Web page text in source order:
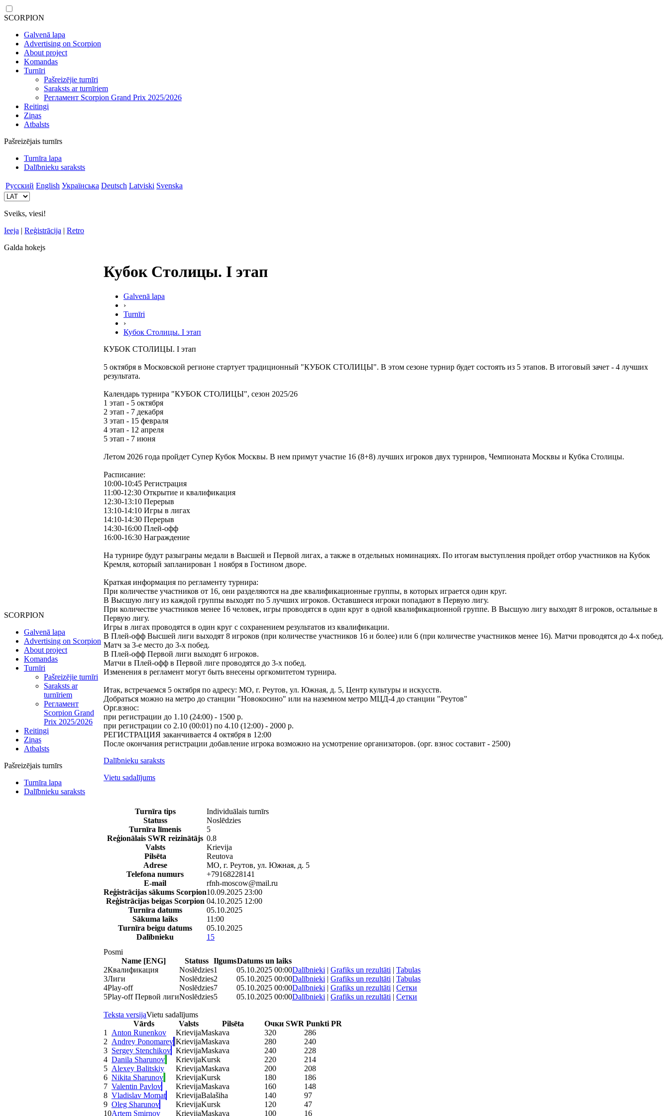
SCORPION
Galvenā lapa
Advertising on Scorpion
About project
Komandas
Turnīri
Pašreizējie turnīri
Saraksts ar turnīriem
Регламент Scorpion Grand Prix 2025/2026
Reitingi
Ziņas
Atbalsts
Pašreizējais turnīrs
Turnīra lapa
Dalībnieku saraksts
Русский English Українська Deutsch Latviski Svenska
Sveiks, viesi!
Ieeja | Reģistrācija | Retro
Galda hokejs
SCORPION
Galvenā lapa
Advertising on Scorpion
About project
Komandas
Turnīri
Pašreizējie turnīri
Saraksts ar
turnīriem
Регламент
Scorpion Grand
Prix 2025/2026
Reitingi
Ziņas
Atbalsts
Pašreizējais turnīrs
Turnīra lapa
Dalībnieku saraksts
Кубок Столицы. I этап
Galvenā lapa
›
Turnīri
›
Кубок Столицы. I этап
КУБОК СТОЛИЦЫ. I этап
5 октября в Московской регионе стартует традиционный "КУБОК СТОЛИЦЫ". В этом сезоне турнир будет состоять из 5 этапов. В итоговый зачет - 4 лучших
результата.
Календарь турнира "КУБОК СТОЛИЦЫ", сезон 2025/26
1 этап - 5 октября
‎2 этап - 7 декабря
‎3 этап - 15 февраля
‎4 этап - 12 апреля
‎5 этап - 7 июня
Летом 2026 года пройдет Супер Кубок Москвы. В нем примут участие 16 (8+8) лучших игроков двух турниров, Чемпионата Москвы и Кубка Столицы.
Расписание:
10:00-10:45 Регистрация
11:00-12:30 Открытие и квалификация
12:30-13:10 Перерыв
13:10-14:10 Игры в лигах
14:10-14:30 Перерыв
14:30-16:00 Плей-офф
16:00-16:30 Награждение
На турнире будут разыграны медали в Высшей и Первой лигах, а также в отдельных номинациях. По итогам выступления пройдет отбор участников на Кубок
Кремля, который запланирован 1 ноября в Гостином дворе.
Краткая информация по регламенту турнира:
При количестве участников от 16, они разделяются на две квалификационные группы, в которых играется один круг.
В Высшую лигу из каждой группы выходят по 5 лучших игроков. Оставшиеся игроки попадают в Первую лигу.
При количестве участников менее 16 человек, игры проводятся в один круг в одной квалификационной группе. В Высшую лигу выходят 8 игроков, остальные в
Первую лигу.
Игры в лигах проводятся в один круг с сохранением результатов из квалификации.
В Плей-офф Высшей лиги выходят 8 игроков (при количестве участников 16 и более) или 6 (при количестве участников менее 16). Матчи проводятся до 4-х побед.
Матч за 3-е место до 3-х побед.
В Плей-офф Первой лиги выходят 6 игроков.
Матчи в Плей-офф в Первой лиге проводятся до 3-х побед.
Изменения в регламент могут быть внесены оргкомитетом турнира.
Итак, встречаемся 5 октября по адресу: МО, г. Реутов, ул. Южная, д. 5, Центр культуры и искусств.
Добраться можно на метро до станции "Новокосино" или на наземном метро МЦД-4 до станции "Реутов"
Орг.взнос:
при регистрации до 1.10 (24:00) - 1500 р.
при регистрации со 2.10 (00:01) по 4.10 (12:00) - 2000 р.
РЕГИСТРАЦИЯ заканчивается 4 октября в 12:00
После окончания регистрации добавление игрока возможно на усмотрение организаторов. (орг. взнос составит - 2500)
Dalībnieku saraksts
Vietu sadalījums
Turnīra tips
Individuālais turnīrs
Statuss
Noslēdzies
Turnīra līmenis
5
Reģionālais SWR reizinātājs 0.8
Valsts
Krievija
Pilsēta
Reutova
Adrese
МО, г. Реутов, ул. Южная, д. 5
Telefona numurs
+79168228141
E-mail
rfnh-moscow@mail.ru
Reģistrācijas sākums Scorpion10.09.2025 23:00
Reģistrācijas beigas Scorpion 04.10.2025 12:00
Turnīra datums
05.10.2025
Sākuma laiks
11:00
Turnīra beigu datums
05.10.2025
Dalībnieku
15
Posmi
Name [ENG]
Statuss IlgumsDatums un laiks
2Квалификация Noslēdzies1 05.10.2025 00:00Dalībnieki | Grafiks un rezultāti | Tabulas
3Лиги Noslēdzies2 05.10.2025 00:00Dalībnieki | Grafiks un rezultāti | Tabulas
4Play-off Noslēdzies7 05.10.2025 00:00Dalībnieki | Grafiks un rezultāti | Сетки
5Play-off Первой лигиNoslēdzies5 05.10.2025 00:00Dalībnieki | Grafiks un rezultāti | Сетки
Teksta versijaVietu sadalījums
Vārds
Valsts Pilsēta Очки SWR Punkti PR
1
Anton Runenkov KrievijaMaskava 320
286
2 Andrey Ponomarev KrievijaMaskava 280
240
3 Sergey Stenchikov KrievijaMaskava 240
228
4 Danila Sharunov KrievijaKursk 220
214
5 Alexey Balitskiy KrievijaMaskava 200
208
6 Nikita Sharunov KrievijaKursk 180
186
7 Valentin Pavlov KrievijaMaskava 160
148
8 Vladislav Momat KrievijaBalašiha 140
97
9 Oleg Sharunov KrievijaKursk 120
47
10Artem Smirnov KrievijaMaskava 100 16